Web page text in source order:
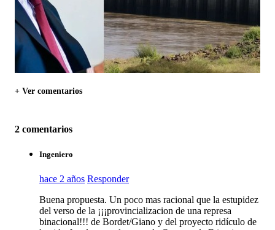
+ Ver comentarios
2 comentarios
Ingeniero
hace 2 años Responder
Buena propuesta. Un poco mas racional que la estupidez
del verso de la ¡¡¡provincializacion de una represa
binacional!!! de Bordet/Giano y del proyecto ridículo de